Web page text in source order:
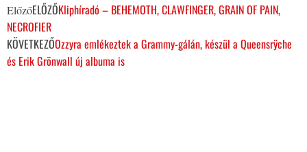
ElőzőELŐZŐKliphíradó – BEHEMOTH, CLAWFINGER, GRAIN OF PAIN,
NECROFIER
KÖVETKEZŐOzzyra emlékeztek a Grammy-gálán, készül a Queensrÿche
és Erik Grönwall új albuma is